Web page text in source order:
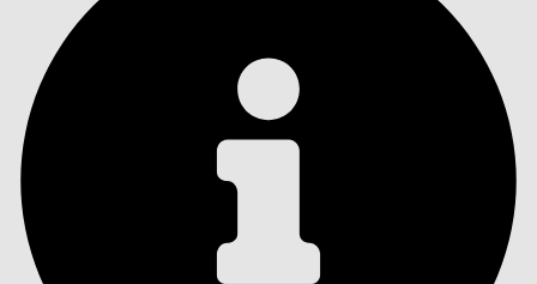
INNEHÅLLSFÖRTECKNINGAR